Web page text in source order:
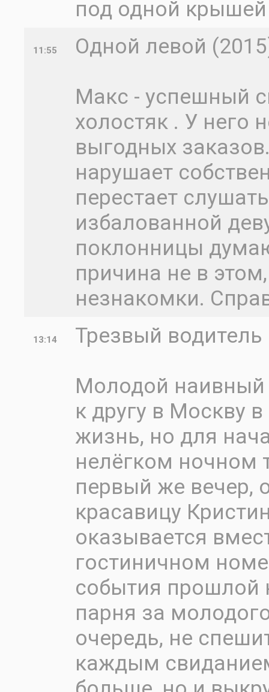
под одной крышей
11:55
Одной левой
Макс - успешный
холостяк . У него
выгодных
нарушает
перестает
избалованной
поклонницы
причина не в
незнакомки.
13:14
Трезвый водитель
Молодой наивный
к другу в Москву
жизнь, но для
нелёгком ночном
первый же вечер,
красавицу
оказывается
гостиничном
события прошлой
парня за
очередь, не
каждым